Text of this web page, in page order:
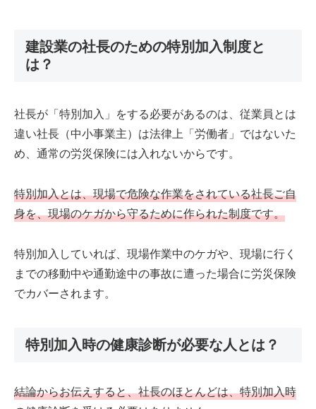
建設業の社長のための特別加入制度と
は？
社長が「特別加入」をする必要があるのは、従業員とは
違い社長（中小事業主）は法律上「労働者」ではないた
め、通常の労災保険には入れないからです。
特別加入とは、現場で危険な作業をされている社長ご自
身を、現場のケガから守るために作られた制度です。
特別加入していれば、現場作業中のケガや、現場に行く
までの移動中や通勤途中の事故に遭った場合に労災保険
でカバーされます。
特別加入時の健康診断が必要な人とは？
結論からお伝えすると、社長のほとんどは、特別加入時